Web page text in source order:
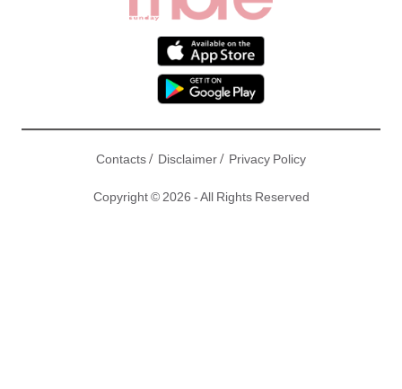
Contacts/ Disclaimer/ Privacy Policy
Copyright © 2026 - All Rights Reserved